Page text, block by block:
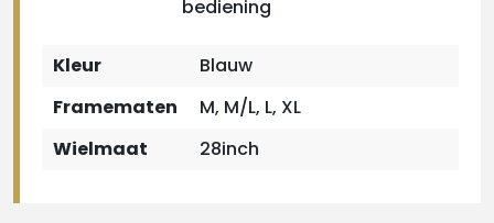
bediening
Kleur
Blauw
Framematen
M, M/L, L, XL
Wielmaat
28inch